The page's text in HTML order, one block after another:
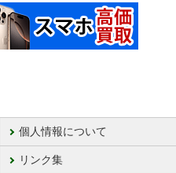
個人情報について
リンク集